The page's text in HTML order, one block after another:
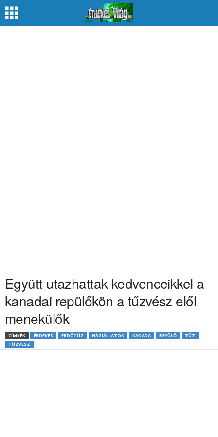
Együtt utazhattak kedvenceikkel a
kanadai repülőkön a tűzvész elől
menekülők
CÍMKÉK ÉRDEKES ERDŐTŰZ HÁZIÁLLATOK KANADA REPÜLŐ
TŰZ
TŰZVÉSZ